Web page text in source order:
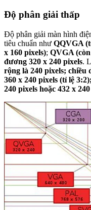
Độ phân giải thấp
Độ phân giải màn hình
tiêu chuẩn như QQVGA
x 160 pixels); QVGA
đương 320 x 240 pixels.
rộng là 240 pixels;
360 x 240 pixels (tỉ lệ
240 pixels hoặc 432 x